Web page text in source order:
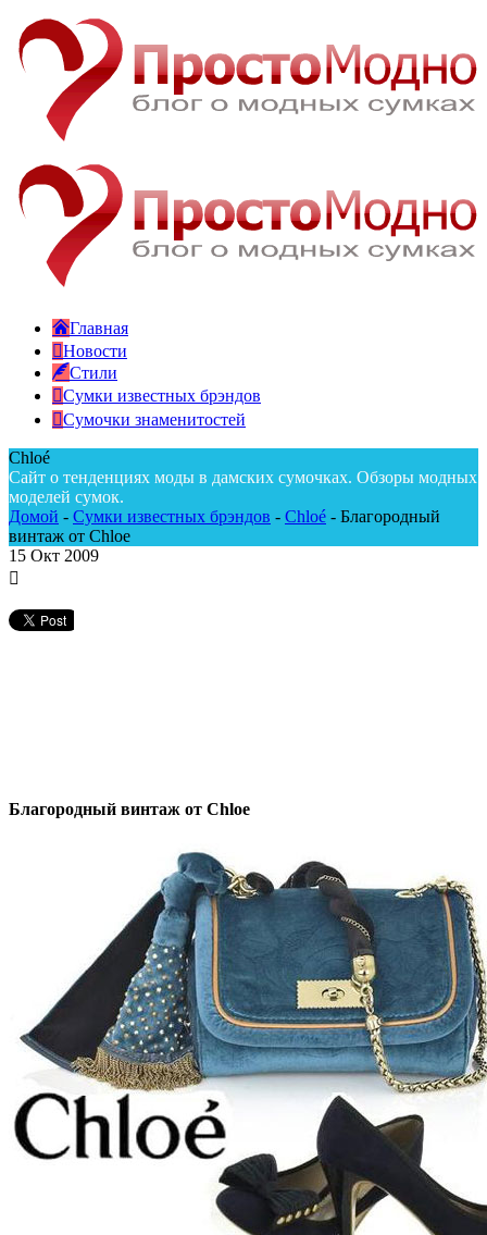
Главная
Новости
Стили
Сумки известных брэндов
Сумочки знаменитостей
Chloé
Сайт о тенденциях моды в дамских сумочках. Обзоры модных
моделей сумок.
Домой - Сумки известных брэндов - Chloé - Благородный
винтаж от Chloe
15 Окт 2009
Благородный винтаж от Chloe